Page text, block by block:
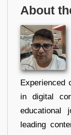
About
Experienced
in digital
educational
leading